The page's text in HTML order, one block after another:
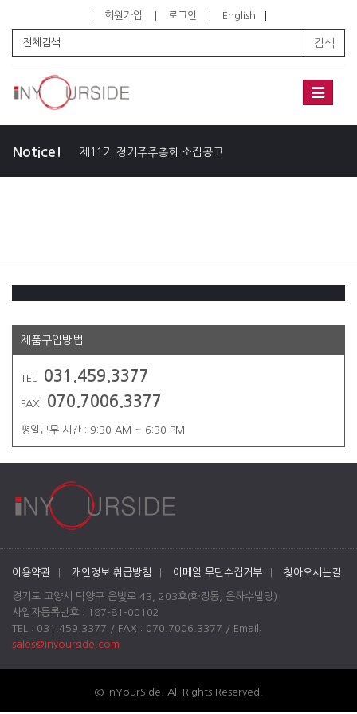
회원가입 로그인 English
검색
Toggle
Notice! 제11기 정기주주총회 소집공고
제품구입방법
TEL 031.459.3377
FAX 070.7006.3377
평일근무 시간 : 9:30 AM ~ 6:30 PM
이용약관 개인정보 취급방침 이메일 무단수집거부 찾아오시는길
경기도 고양시 덕양구 은빛로 43, 203호(화정동, 은하수빌딩)
사업자등록번호 : 187-81-00102
TEL : 031.459.3377 / FAX : 070.7006.3377 / Email:
sales@inyourside.com
© InYourSide. All Rights Reserved.